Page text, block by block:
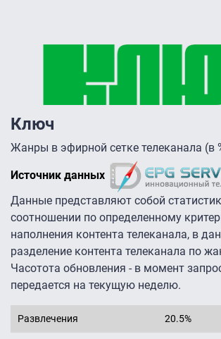
Ключ
Жанры в эфирной сетке телеканала (в
Источник данных
Данные представляют собой
соотношении по определенному
наполнения контента телеканала, в
разделение контента телеканала по
Часотота обновления - в момент
передается на текущую неделю.
Развлечения 20.5%